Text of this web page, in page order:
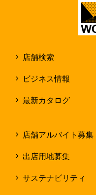
店舗検索
ビジネス情報
最新カタログ
店舗アルバイト募集
出店用地募集
サステナビリティ